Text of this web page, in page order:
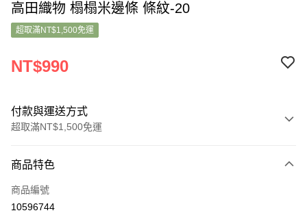
高田織物 榻榻米邊條 條紋-20
超取滿NT$1,500免運
NT$990
付款與運送方式
超取滿NT$1,500免運
信用卡一次付款
超商取貨付款
商品特色
商品編號
10596744